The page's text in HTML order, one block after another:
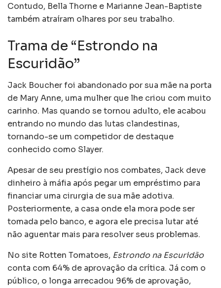
Contudo, Bella Thorne e Marianne Jean-Baptiste
também atraíram olhares por seu trabalho.
Trama de “Estrondo na
Escuridão”
Jack Boucher foi abandonado por sua mãe na porta
de Mary Anne, uma mulher que lhe criou com muito
carinho. Mas quando se tornou adulto, ele acabou
entrando no mundo das lutas clandestinas,
tornando-se um competidor de destaque
conhecido como Slayer.
Apesar de seu prestígio nos combates, Jack deve
dinheiro à máfia após pegar um empréstimo para
financiar uma cirurgia de sua mãe adotiva.
Posteriormente, a casa onde ela mora pode ser
tomada pelo banco, e agora ele precisa lutar até
não aguentar mais para resolver seus problemas.
No site Rotten Tomatoes, Estrondo na Escuridão
conta com 64% de aprovação da crítica. Já com o
público, o longa arrecadou 96% de aprovação,